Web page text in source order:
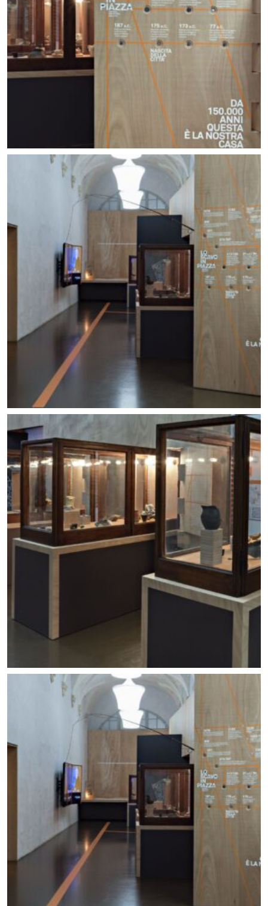
Allestimento mostra Lo scavo in piazza. Foto ©
Carlo Vannini
Allestimento mostra Lo scavo in piazza. Foto ©
Carlo Vannini
Allestimento mostra Lo scavo in piazza. Foto ©
Carlo Vannini
Allestimento mostra Lo scavo in piazza. Foto ©
Carlo Vannini